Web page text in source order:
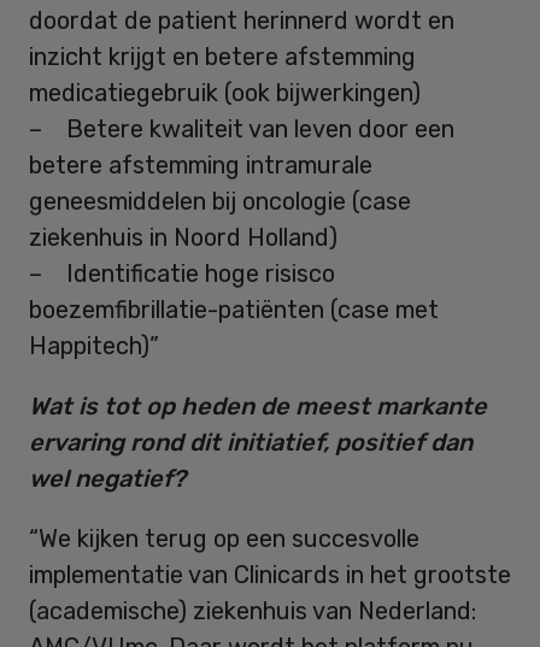
doordat de patient herinnerd wordt en
inzicht krijgt en betere afstemming
medicatiegebruik (ook bijwerkingen)
– Betere kwaliteit van leven door een
betere afstemming intramurale
geneesmiddelen bij oncologie (case
ziekenhuis in Noord Holland)
– Identificatie hoge risisco
boezemfibrillatie-patiënten (case met
Happitech)”
Wat is tot op heden de meest markante
ervaring rond dit initiatief, positief dan
wel negatief?
“We kijken terug op een succesvolle
implementatie van Clinicards in het grootste
(academische) ziekenhuis van Nederland: